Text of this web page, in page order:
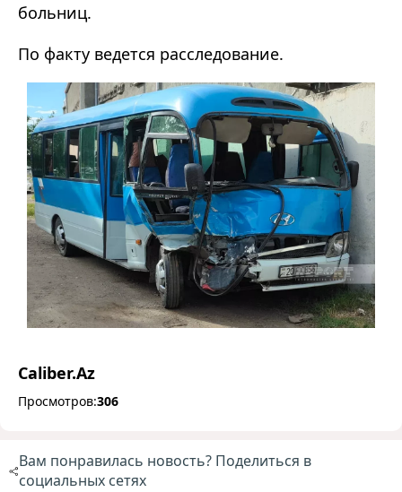
больниц.
По факту ведется расследование.
Caliber.Az
Просмотров:306
Вам понравилась новость? Поделиться в
социальных сетях